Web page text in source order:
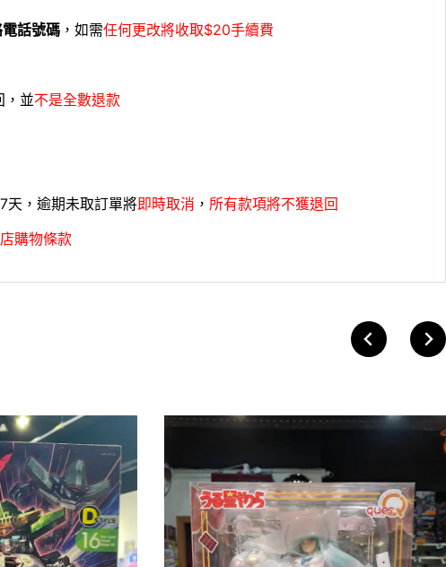
話號碼 ，如需任何更改將收取$20手續費
，並不是全數退款
天，逾期未取訂單將即時取消 ， 所有款項將不獲退回
購物條款